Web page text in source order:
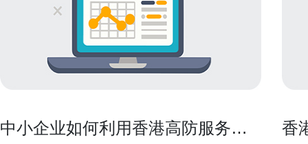
中小企业如何利用香港高防服务器
香